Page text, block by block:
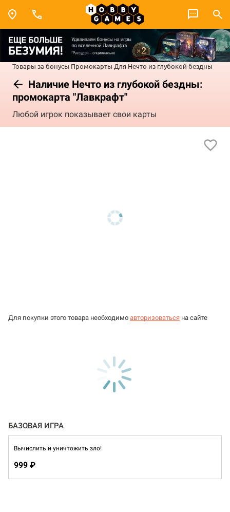
Товары за бонусы Промокарты Для Нечто из глубокой бездны
Наличие Нечто из глубокой бездны:
промокарта "Лавкрафт"
Любой игрок показывает свои карты
Для покупки этого товара необходимо авторизоваться на сайте
БАЗОВАЯ ИГРА
Вычислить и уничтожить зло!
999 ₽